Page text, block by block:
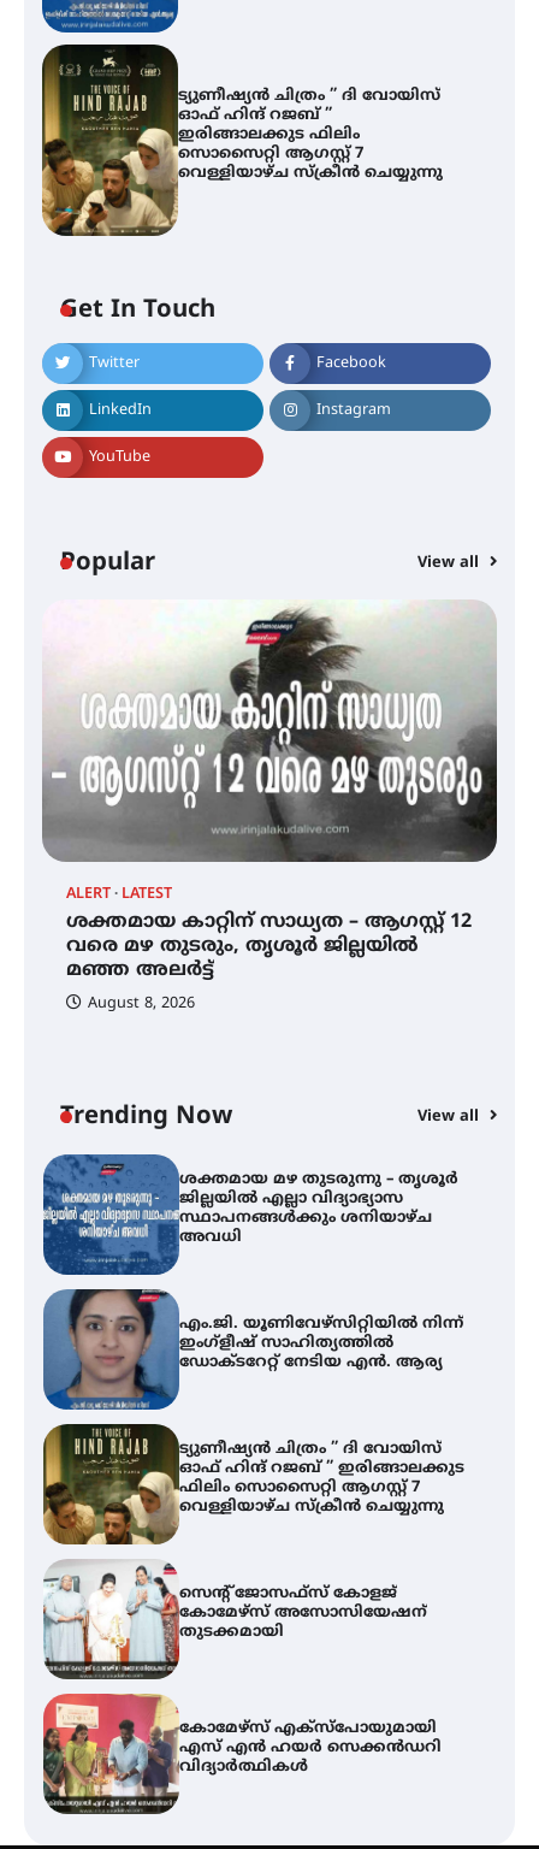
ട്യുണീഷ്യൻ ചിത്രം ” ദി വോയിസ്
ഓഫ് ഹിന്ദ് റജബ് ”
ഇരിങ്ങാലക്കുട ഫിലിം
സൊസൈറ്റി ആഗസ്റ്റ് 7
വെള്ളിയാഴ്ച സ്‌ക്രീൻ ചെയ്യുന്നു
Get In Touch
Twitter Facebook
LinkedIn Instagram
YouTube
Popular View all
ALERT LATEST
ശക്തമായ കാറ്റിന് സാധ്യത – ആഗസ്റ്റ് 12
വരെ മഴ തുടരും, തൃശൂർ ജില്ലയിൽ
മഞ്ഞ അലർട്ട്
August 8, 2026
Trending Now View all
അവധി
എം.ജി. യൂണിവേഴ്‌സിറ്റിയിൽ നിന്ന്
ഇംഗ്ളീഷ് സാഹിത്യത്തിൽ
ഡോക്ടറേറ്റ് നേടിയ എൻ. ആര്യ
വെള്ളിയാഴ്ച സ്‌ക്രീൻ ചെയ്യുന്നു
സെന്റ് ജോസഫ്സ് കോളജ്
കോമേഴ്‌സ് അസോസിയേഷന്
തുടക്കമായി
കോമേഴ്സ് എക്സ്പോയുമായി
എസ് എൻ ഹയർ സെക്കൻഡറി
വിദ്യാർത്ഥികൾ
ശക്തമായ കാറ്റിന് സാധ്യത –
ആഗസ്റ്റ് 12 വരെ മഴ തുടരും,
തൃശൂർ ജില്ലയിൽ മഞ്ഞ അലർട്ട്
അവധി
എം.ജി. യൂണിവേഴ്‌സിറ്റിയിൽ നിന്ന്
ഇംഗ്ളീഷ് സാഹിത്യത്തിൽ
ഡോക്ടറേറ്റ് നേടിയ എൻ. ആര്യ
ട്യുണീഷ്യൻ ചിത്രം ” ദി വോയിസ്
ഓഫ് ഹിന്ദ് റജബ് ” ഇരിങ്ങാലക്കുട
ഫിലിം സൊസൈറ്റി ആഗസ്റ്റ് 7
വെള്ളിയാഴ്ച സ്‌ക്രീൻ ചെയ്യുന്നു
സെന്റ് ജോസഫ്സ് കോളജ്
കോമേഴ്‌സ് അസോസിയേഷന്
തുടക്കമായി
കോമേഴ്സ് എക്സ്പോയുമായി
എസ് എൻ ഹയർ സെക്കൻഡറി
വിദ്യാർത്ഥികൾ
ശക്തമായ കാറ്റിന് സാധ്യത –
ആഗസ്റ്റ് 12 വരെ മഴ തുടരും,
തൃശൂർ ജില്ലയിൽ മഞ്ഞ അലർട്ട്